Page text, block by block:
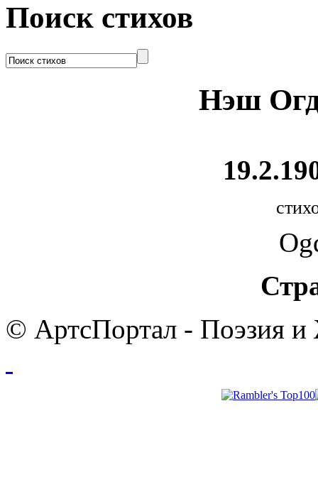
Поиск стихов
Нэш
© АртсПортал - Поэзия